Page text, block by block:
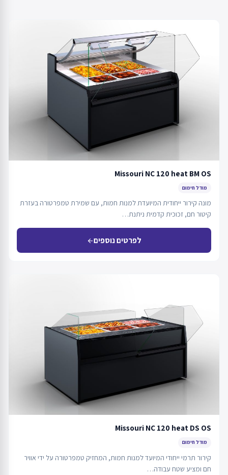
Missouri NC 120 heat BM OS
מודל חימום
מונה קירור ייחודית המיועדת למנות חמות, עם שמירת טמפרטורה בעזרת
קיטור חם, זכוכית קדמית ניתנת…
לפרטים נוספיםarrow_back
Missouri NC 120 heat DS OS
מודל חימום
קירור תרמי ייחודי המיועד למנות חמות, המחזיק טמפרטורה על ידי אוויר
חם ומציע שטח עבודה…